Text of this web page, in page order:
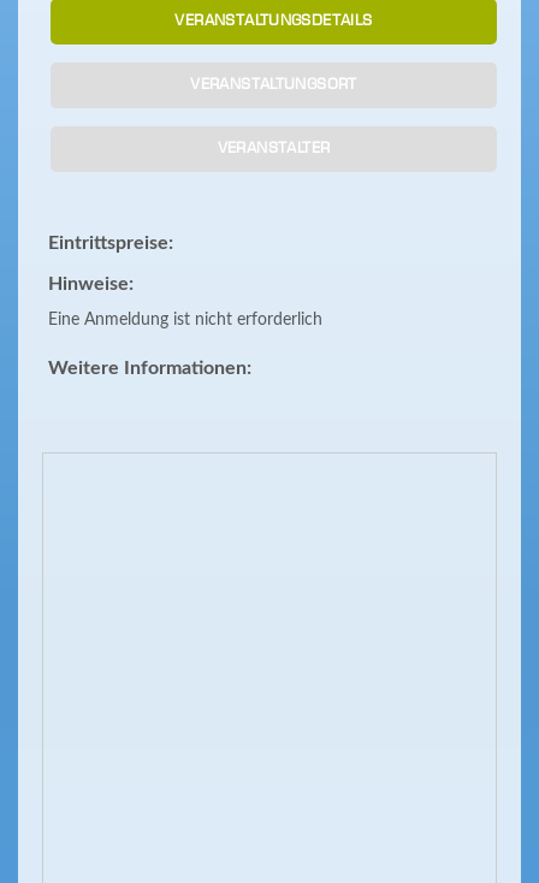
VERANSTALTUNGSDETAILS
VERANSTALTUNGSORT
VERANSTALTER
Eintrittspreise:
Hinweise:
Eine Anmeldung ist nicht erforderlich
Weitere Informationen: